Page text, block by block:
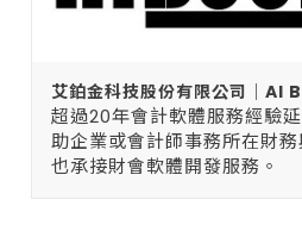
艾鉑金科技股份有限公司｜
超過20年會計軟體服務經驗
助企業或會計師事務所在財
也承接財會軟體開發服務。